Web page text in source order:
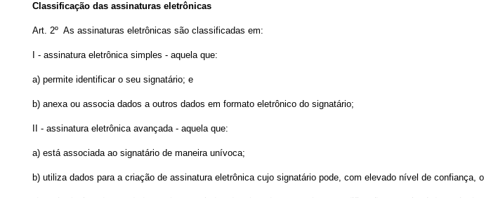
Classificação das assinaturas eletrônicas
Art. 2º As assinaturas eletrônicas são classificadas em:
I - assinatura eletrônica simples - aquela que:
a) permite identificar o seu signatário; e
b) anexa ou associa dados a outros dados em formato eletrônico do signatário;
II - assinatura eletrônica avançada - aquela que:
a) está associada ao signatário de maneira unívoca;
b) utiliza dados para a criação de assinatura eletrônica cujo signatário pode, com elevado nível de confiança,